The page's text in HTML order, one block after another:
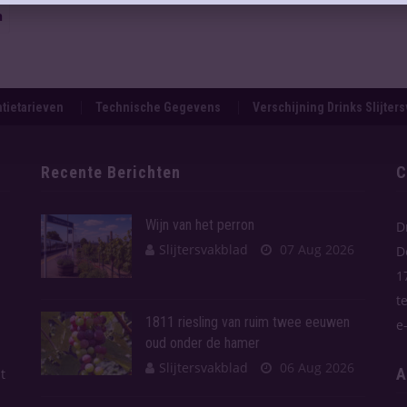
Technische Gegevens Verschijning Drinks
Recente Berichten
Wijn van het perron
Slijtersvakblad
07 Aug 2026
1811 riesling van ruim twee eeuwen
oud onder de hamer
Slijtersvakblad
06 Aug 2026